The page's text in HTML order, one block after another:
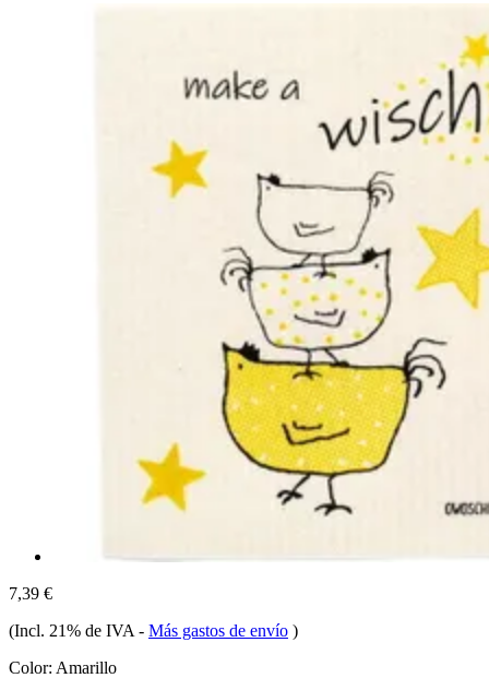
7,39 €
(Incl. 21% de IVA - Más gastos de envío )
Color: Amarillo